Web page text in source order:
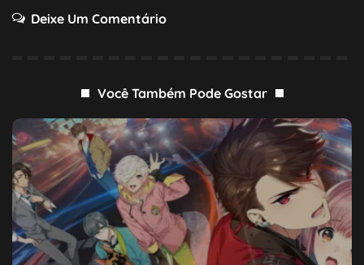
Deixe Um Comentário
Você Também Pode Gostar